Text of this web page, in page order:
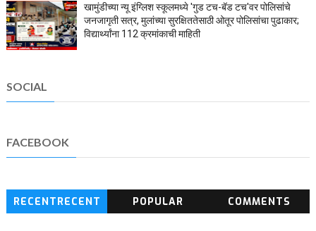
खामुंडीच्या न्यू इंग्लिश स्कूलमध्ये 'गुड टच-बॅड टच'वर पोलिसांचे
जनजागृती सत्र, मुलांच्या सुरक्षिततेसाठी ओतूर पोलिसांचा पुढाकार;
विद्यार्थ्यांना 112 क्रमांकाची माहिती
SOCIAL
FACEBOOK
RECENTRECENT
POPULAR COMMENTS